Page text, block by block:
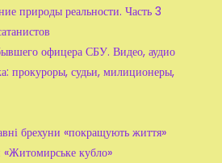
природы реальности. Часть 3
офицера СБУ. Видео, аудио
прокуроры, судьи, милиционеры,
брехуни «покращують життя»
кубло»